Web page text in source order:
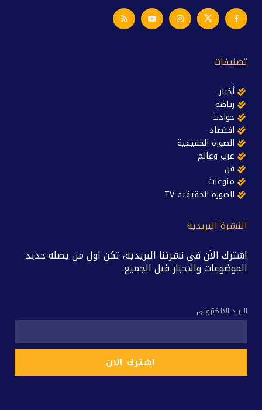
تصنيفات
أخبار
رياضة
حوادث
اقتصاد
الصورة الحقيقية
عرب وعالم
فن
منوعات
الصورة الحقيقية TV
النشرة البريدية
اشترك الآن في نشرتنا البريدية، تكن اول من يصله جديد
الموضوعات والاخبار قبل الجميع.
البريد الالكتروني